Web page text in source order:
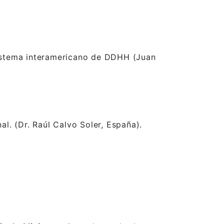
interamericano de DDHH (Juan
(Dr. Raúl Calvo Soler, España).